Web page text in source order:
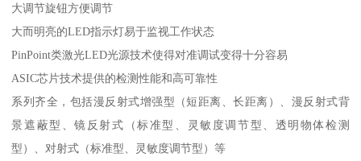
大调节旋钮方便调节
大而明亮的LED指示灯易于监视工作状态
PinPoint类激光LED光源技术使得对准调试变得十分容易
ASIC芯片技术提供的检测性能和高可靠性
系列齐全，包括漫反射式增强型（短距离、长距离）、漫反射式背
景遮蔽型、镜反射式（标准型、灵敏度调节型、透明物体检测
型）、对射式（标准型、灵敏度调节型）等